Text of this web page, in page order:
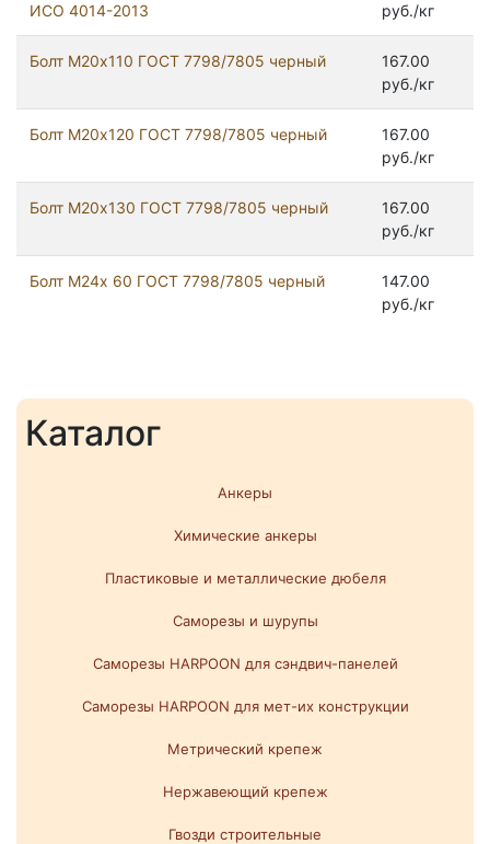
Каталог
Анкеры
Химические анкеры
Пластиковые и металлические дюбеля
Саморезы и шурупы
Саморезы HARPOON для сэндвич-панелей
Саморезы HARPOON для мет-их конструкции
Метрический крепеж
Нержавеющий крепеж
Гвозди строительные
ИСО 4014-2013
руб./кг
Болт М20х110 ГОСТ 7798/7805 черный
167.00
руб./кг
Болт М20х120 ГОСТ 7798/7805 черный
167.00
руб./кг
Болт М20х130 ГОСТ 7798/7805 черный
167.00
руб./кг
Болт М24x 60 ГОСТ 7798/7805 черный
147.00
руб./кг